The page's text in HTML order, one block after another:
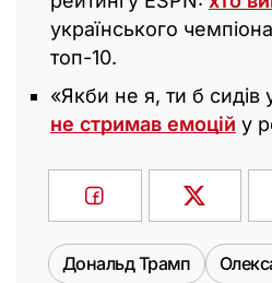
українського
топ-10.
«Якби не я, ти б сидів
не стримав емоцій у
Дональд Трамп